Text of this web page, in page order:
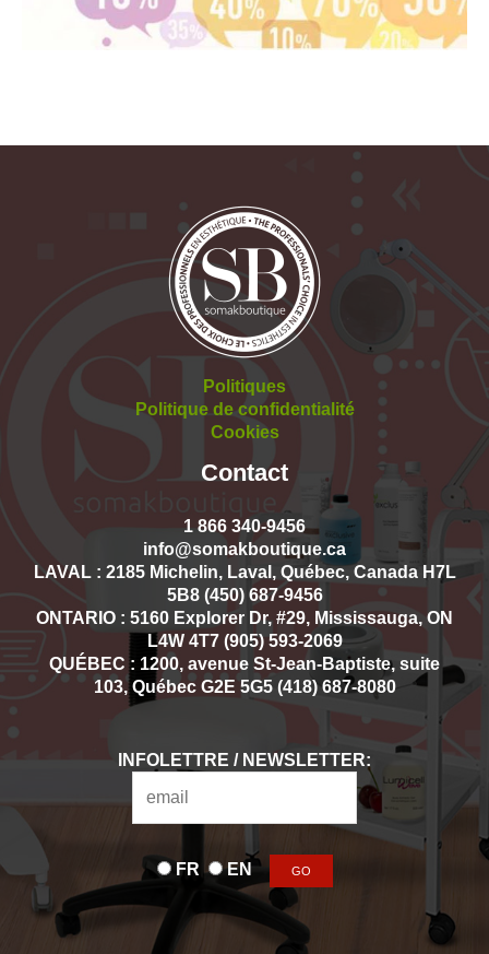
Politiques
Politique de confidentialité
Cookies
Contact
1 866 340-9456
info@somakboutique.ca
LAVAL : 2185 Michelin, Laval, Québec, Canada H7L
5B8 (450) 687-9456
ONTARIO : 5160 Explorer Dr, #29, Mississauga, ON
L4W 4T7 (905) 593-2069
QUÉBEC : 1200, avenue St-Jean-Baptiste, suite
103, Québec G2E 5G5 (418) 687-8080
INFOLETTRE / NEWSLETTER:
FR EN